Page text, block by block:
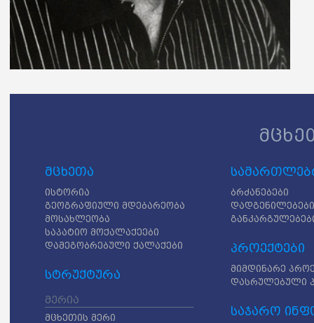
მცხეთა
ისტორია
გეოგრაფიული მდებარეობა
მოსახლეობა
საპატიო მოქალაქეები
დამეგობრებული ქალაქები
სტრუქტურა
მერია
მცხეთის მერი
ბრძანებები
დადგენილებები
პროექტები
მიმდინარე
დასრულებული
საჯარო